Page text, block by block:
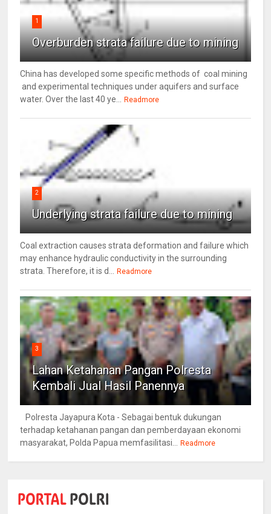
1
Overburden strata failure due to mining
China has developed some specific methods of coal mining
and experimental techniques under aquifers and surface
water. Over the last 40 ye...
Readmore
2
Underlying strata failure due to mining
Coal extraction causes strata deformation and failure which
may enhance hydraulic conductivity in the surrounding
strata. Therefore, it is d...
Readmore
3
Lahan Ketahanan Pangan Polresta
Kembali Jual Hasil Panennya
Polresta Jayapura Kota - Sebagai bentuk dukungan
terhadap ketahanan pangan dan pemberdayaan ekonomi
masyarakat, Polda Papua memfasilitasi...
Readmore